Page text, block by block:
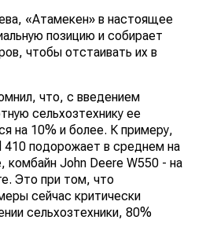
«Атамекен» в настоящее
позицию и собирает
чтобы отстаивать их в
что, с введением
сельхозтехнику ее
на 10% и более. К примеру,
410 подорожает в среднем на
комбайн John Deere W550 - на
Это при том, что
сейчас критически
сельхозтехники, 80%